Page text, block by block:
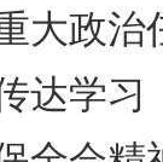
大政治
达学习